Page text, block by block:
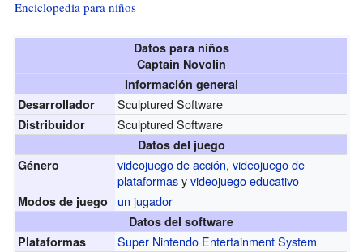
Enciclopedia para niños
Datos para niños
Captain Novolin
Información general
Desarrollador
Sculptured Software
Distribuidor Sculptured Software
Datos del juego
Género
videojuego de acción,videojuego de
plataformasyvideojuego educativo
Modos de juego un jugador
Datos del software
Plataformas
Super Nintendo Entertainment System